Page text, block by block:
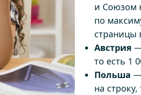
и Союзом
по
страницы
Австрия
то есть 1
Польша —
на